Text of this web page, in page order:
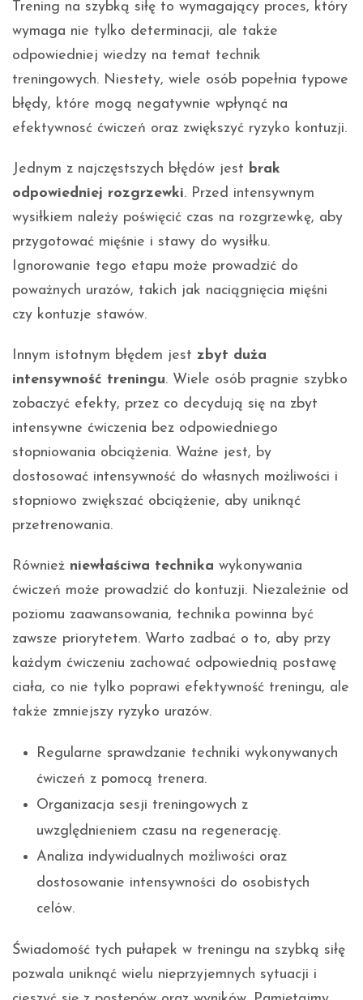
Trening na szybką siłę to wymagający proces, który
wymaga nie tylko determinacji, ale także
odpowiedniej wiedzy na temat technik
treningowych. Niestety, wiele osób popełnia typowe
błędy, które mogą negatywnie wpłynąć na
efektywnosć ćwiczeń oraz zwiększyć ryzyko kontuzji.
Jednym z najczęstszych błędów jest brak
odpowiedniej rozgrzewki. Przed intensywnym
wysiłkiem należy poświęcić czas na rozgrzewkę, aby
przygotować mięśnie i stawy do wysiłku.
Ignorowanie tego etapu może prowadzić do
poważnych urazów, takich jak naciągnięcia mięśni
czy kontuzje stawów.
Innym istotnym błędem jest zbyt duża
intensywność treningu. Wiele osób pragnie szybko
zobaczyć efekty, przez co decydują się na zbyt
intensywne ćwiczenia bez odpowiedniego
stopniowania obciążenia. Ważne jest, by
dostosować intensywność do własnych możliwości i
stopniowo zwiększać obciążenie, aby uniknąć
przetrenowania.
Również niewłaściwa technika wykonywania
ćwiczeń może prowadzić do kontuzji. Niezależnie od
poziomu zaawansowania, technika powinna być
zawsze priorytetem. Warto zadbać o to, aby przy
każdym ćwiczeniu zachować odpowiednią postawę
ciała, co nie tylko poprawi efektywność treningu, ale
także zmniejszy ryzyko urazów.
Regularne sprawdzanie techniki wykonywanych
ćwiczeń z pomocą trenera.
Organizacja sesji treningowych z
uwzględnieniem czasu na regenerację.
Analiza indywidualnych możliwości oraz
dostosowanie intensywności do osobistych
celów.
Świadomość tych pułapek w treningu na szybką siłę
pozwala uniknąć wielu nieprzyjemnych sytuacji i